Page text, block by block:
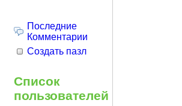
Последние
Комментарии
Создать пазл
Список
пользователей